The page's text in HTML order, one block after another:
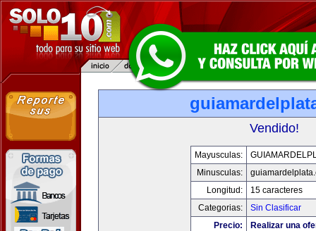
Vendido!
Mayusculas:
Minusculas:
Longitud:
15 caracteres
Categorias:
Sin Clasificar
Precio:
Realizar una